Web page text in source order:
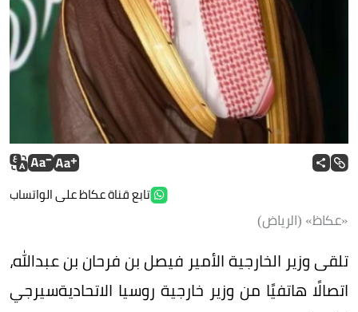
تابع قناة عكاظ على الواتساب
«عكاظ» (الرياض)
تلقى وزير الخارجية الأمير فيصل بن فرحان بن عبدالله،
اتصالًا هاتفيًا من وزير خارجية روسيا الاتحاديةسيرجي